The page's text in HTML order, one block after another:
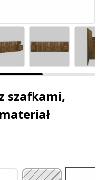
szafkami,